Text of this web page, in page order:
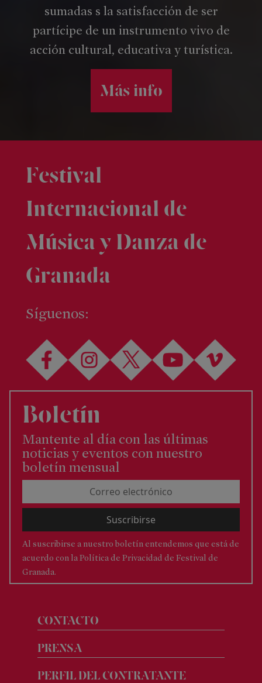
Programa
completo
FEX
Entradas
Folleto
en
sumadas s la satisfacción de ser
partícipe de un instrumento vivo de
acción cultural, educativa y turística.
Más info
Festival
Internacional de
Música y Danza de
Granada
Síguenos:
Boletín
Mantente al día con las últimas
noticias y eventos con nuestro
boletín mensual
Al suscribirse a nuestro boletín entendemos que está de
acuerdo con laPolítica de Privacidad de Festival de
Granada.
CONTACTO
PRENSA
PERFIL DEL CONTRATANTE